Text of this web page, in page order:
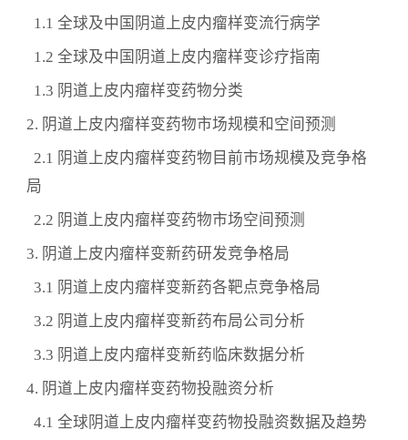
1.1 全球及中国阴道上皮内瘤样变流行病学
1.2 全球及中国阴道上皮内瘤样变诊疗指南
1.3 阴道上皮内瘤样变药物分类
2. 阴道上皮内瘤样变药物市场规模和空间预测
2.1 阴道上皮内瘤样变药物目前市场规模及竞争格
局
2.2 阴道上皮内瘤样变药物市场空间预测
3. 阴道上皮内瘤样变新药研发竞争格局
3.1 阴道上皮内瘤样变新药各靶点竞争格局
3.2 阴道上皮内瘤样变新药布局公司分析
3.3 阴道上皮内瘤样变新药临床数据分析
4. 阴道上皮内瘤样变药物投融资分析
4.1 全球阴道上皮内瘤样变药物投融资数据及趋势